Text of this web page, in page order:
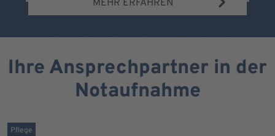
MEHR ERFAHREN
Ihre Ansprechpartner in der
Notaufnahme
Pflege